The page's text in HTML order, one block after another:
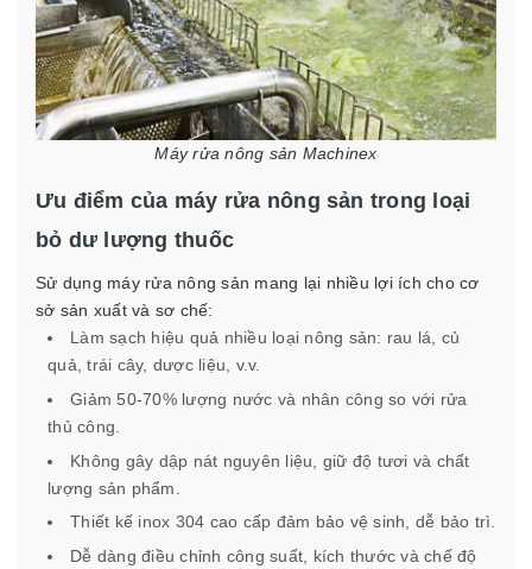
Máy rửa nông sản Machinex
Ưu điểm của máy rửa nông sản trong loại
bỏ dư lượng thuốc
Sử dụng máy rửa nông sản mang lại nhiều lợi ích cho cơ
sở sản xuất và sơ chế:
Làm sạch hiệu quả nhiều loại nông sản: rau lá, củ
quả, trái cây, dược liệu, v.v.
Giảm 50-70% lượng nước và nhân công so với rửa
thủ công.
Không gây dập nát nguyên liệu, giữ độ tươi và chất
lượng sản phẩm.
Thiết kế inox 304 cao cấp đảm bảo vệ sinh, dễ bảo trì.
Dễ dàng điều chỉnh công suất, kích thước và chế độ